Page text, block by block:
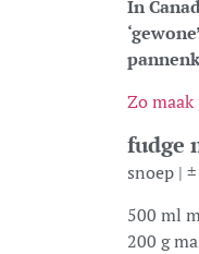
In
Zo
fudge
snoep |
500 ml
200 g